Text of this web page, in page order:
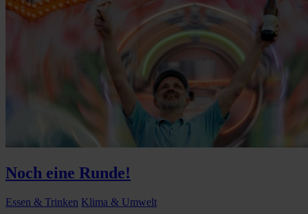
Noch eine Runde!
Essen & Trinken Klima & Umwelt